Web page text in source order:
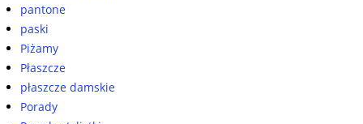
pantone
paski
Piżamy
Płaszcze
płaszcze damskie
Porady